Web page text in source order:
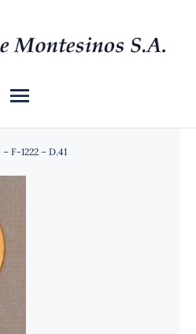
Toggle
Navigation
F-1222 – D.41